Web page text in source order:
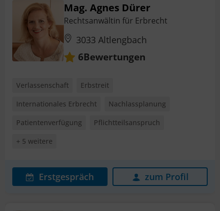
Mag. Agnes Dürer
Rechtsanwältin für Erbrecht
3033 Altlengbach
6Bewertungen
Verlassenschaft
Erbstreit
Internationales Erbrecht
Nachlassplanung
Patientenverfügung
Pflichtteilsanspruch
+ 5 weitere
Erstgespräch zum Profil